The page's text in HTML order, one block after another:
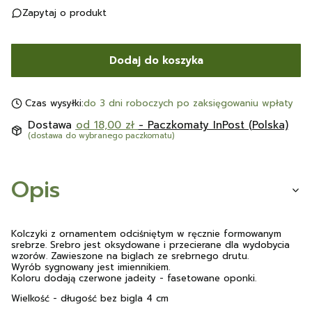
Zapytaj o produkt
Dodaj do koszyka
Czas wysyłki:do 3 dni roboczych po zaksięgowaniu wpłaty
Dostawa od 18,00 zł - Paczkomaty InPost (Polska)
(dostawa do wybranego paczkomatu)
Opis
Kolczyki z ornamentem odciśniętym w ręcznie formowanym
srebrze. Srebro jest oksydowane i przecierane dla wydobycia
wzorów. Zawieszone na biglach ze srebrnego drutu.
Wyrób sygnowany jest imiennikiem.
Koloru dodają czerwone jadeity - fasetowane oponki.
Wielkość - długość bez bigla 4 cm